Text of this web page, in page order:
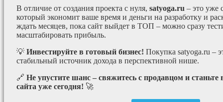
В отличие от создания проекта с нуля, satyoga.ru – это уже
который экономит ваше время и деньги на разработку и
ждать месяцев, пока сайт выйдет в ТОП – можно сразу
масштабировать прибыль.
💡 Инвестируйте в готовый бизнес! Покупка satyoga.ru –
стабильный источник дохода в перспективной нише.
🔗 Не упустите шанс – свяжитесь с продавцом и
сайта уже сегодня! 🚀